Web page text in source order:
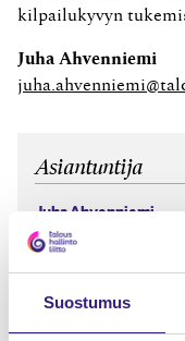
Suostumus
kilpailukyvyn
Juha Ahvenniemi
Asiantuntija
Juha Ahvenniemi